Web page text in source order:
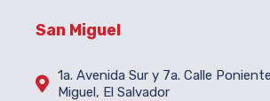
San Miguel
 1a. Avenida Sur y 7a. Calle
Miguel, El Salvador